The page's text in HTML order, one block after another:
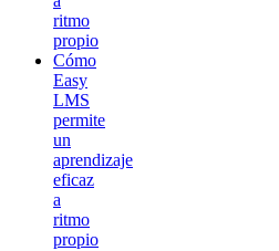
ritmo
propio
Cómo
Easy
LMS
permite
un
aprendizaje
eficaz
a
ritmo
propio